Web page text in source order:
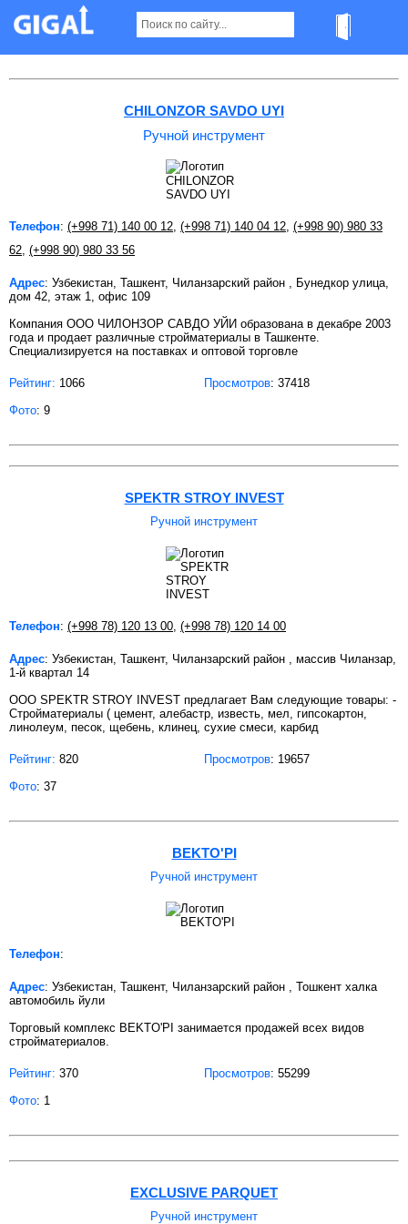
Ручной инструмент в Ташкенте
CHILONZOR SAVDO UYI
Ручной инструмент
Телефон: (+998 71) 140 00 12 (+998 71) 140 04 12 (+998 90) 980 33
62 (+998 90) 980 33 56
Адрес: Узбекистан, Ташкент, Чиланзарский район , Бунедкор улица,
дом 42, этаж 1, офис 109
Компания ООО ЧИЛОНЗОР САВДО УЙИ образована в декабре 2003
года и продает различные стройматериалы в Ташкенте.
Специализируется на поставках и оптовой торговле
Рейтинг: 1066 Просмотров: 37418
Фото: 9
SPEKTR STROY INVEST
Ручной инструмент
Телефон: (+998 78) 120 13 00, (+998 78) 120 14 00
Адрес: Узбекистан, Ташкент, Чиланзарский район , массив Чиланзар,
1-й квартал 14
OOO SPEKTR STROY INVEST предлагает Вам следующие товары: -
Стройматериалы ( цемент, алебастр, известь, мел, гипсокартон,
линолеум, песок, щебень, клинец, сухие смеси, карбид
Рейтинг: 820 Просмотров: 19657
Фото: 37
BEKTO'PI
Ручной инструмент
Телефон:
Адрес: Узбекистан, Ташкент, Чиланзарский район , Тошкент халка
автомобиль йули
Торговый комплекс BEKTO'PI занимается продажей всех видов
стройматериалов.
Рейтинг: 370 Просмотров: 55299
Фото: 1
EXCLUSIVE PARQUET
Ручной инструмент